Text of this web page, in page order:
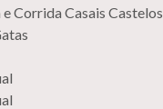
Corrida Casais Castelos